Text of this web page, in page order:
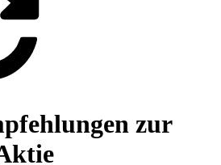
zur